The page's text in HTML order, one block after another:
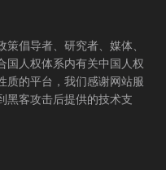
倡导者、研究者、媒体、
国人权体系内有关中国人权
质的平台，我们感谢网站服
黑客攻击后提供的技术支